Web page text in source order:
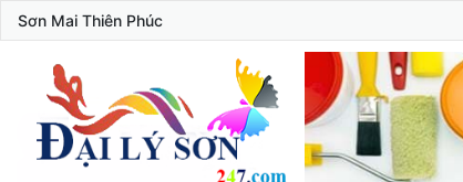
Sơn Mai Thiên Phúc